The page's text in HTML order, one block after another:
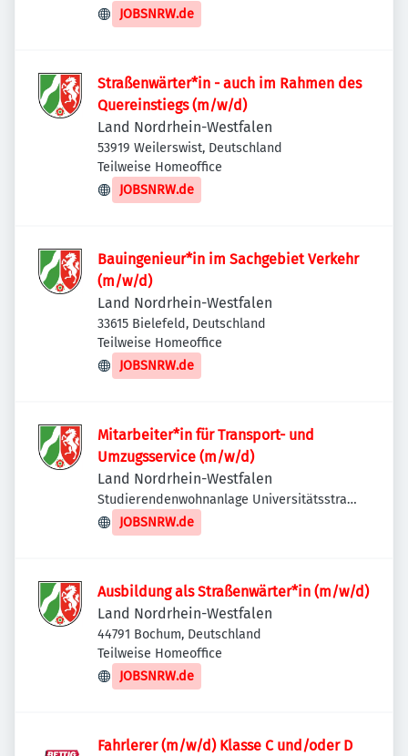
JOBSNRW.de
Straßenwärter*in - auch im Rahmen des
Quereinstiegs (m/w/d)
Land Nordrhein-Westfalen
53919 Weilerswist, Deutschland
Teilweise Homeoffice
JOBSNRW.de
Bauingenieur*in im Sachgebiet Verkehr
(m/w/d)
Land Nordrhein-Westfalen
33615 Bielefeld, Deutschland
Teilweise Homeoffice
JOBSNRW.de
Mitarbeiter*in für Transport- und
Umzugsservice (m/w/d)
Land Nordrhein-Westfalen
Studierendenwohnanlage Universitätsstraße
1, Studierendenwerk Düsseldorf, 40225
Düsseldorf, Deutschland
JOBSNRW.de
Ausbildung als Straßenwärter*in (m/w/d)
Land Nordrhein-Westfalen
44791 Bochum, Deutschland
Teilweise Homeoffice
JOBSNRW.de
Fahrlerer (m/w/d) Klasse C und/oder D